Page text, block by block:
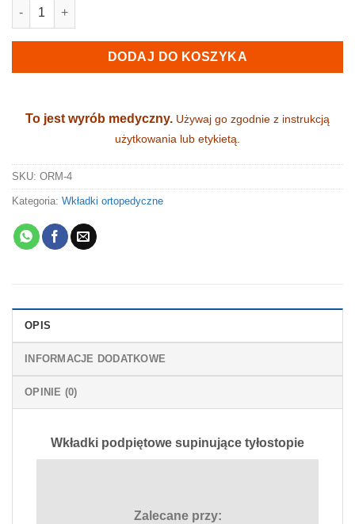
ilość Wkładki ortopedyczne – PODPIĘTKI supinujące
DODAJ DO KOSZYKA
To jest wyrób medyczny. Używaj go zgodnie z instrukcją
użytkowania lub etykietą.
SKU: ORM-4
Kategoria: Wkładki ortopedyczne
OPIS
INFORMACJE DODATKOWE
OPINIE (0)
Wkładki podpiętowe supinujące tyłostopie
Zalecane przy: